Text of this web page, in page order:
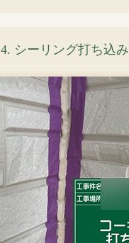
4. シーリング打ち込み